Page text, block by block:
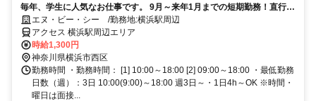
毎年、学生に人気なお仕事です。 9月～来年1月までの短期勤務！直行直
帰OK◎卒業旅行の資金集めに◎
エヌ・ビー・シー /勤務地:横浜駅周辺
アクセス 横浜駅周辺エリア
時給1,300円
神奈川県横浜市西区
勤務時間 ・勤務時間： [1] 10:00～18:00 [2] 09:00～18:00 ・最低勤務
日数（週）：3日 10:00(9:00)～18:00 週3日～・1日4h～OK ※時間・
曜日は面接...